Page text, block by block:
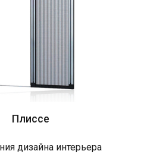
Плиссе
дизайна интерьера